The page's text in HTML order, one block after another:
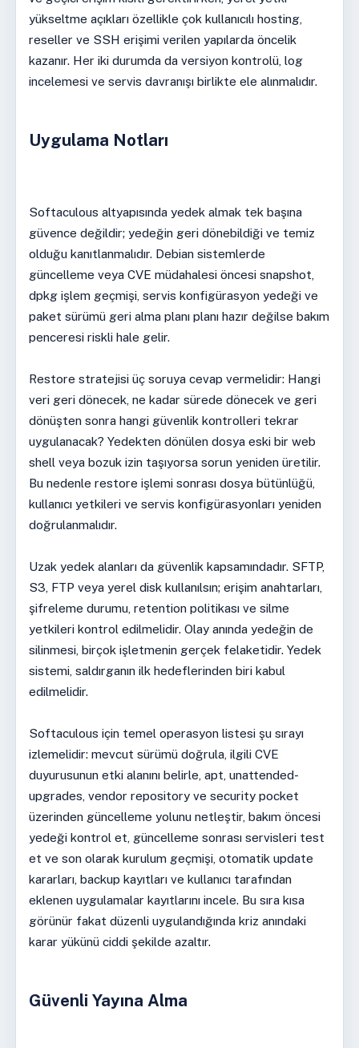
yükseltme açıkları özellikle çok kullanıcılı hosting,
reseller ve SSH erişimi verilen yapılarda öncelik
kazanır. Her iki durumda da versiyon kontrolü, log
incelemesi ve servis davranışı birlikte ele alınmalıdır.
Uygulama Notları
Softaculous altyapısında yedek almak tek başına
güvence değildir; yedeğin geri dönebildiği ve temiz
olduğu kanıtlanmalıdır. Debian sistemlerde
güncelleme veya CVE müdahalesi öncesi snapshot,
dpkg işlem geçmişi, servis konfigürasyon yedeği ve
paket sürümü geri alma planı planı hazır değilse bakım
penceresi riskli hale gelir.
Restore stratejisi üç soruya cevap vermelidir: Hangi
veri geri dönecek, ne kadar sürede dönecek ve geri
dönüşten sonra hangi güvenlik kontrolleri tekrar
uygulanacak? Yedekten dönülen dosya eski bir web
shell veya bozuk izin taşıyorsa sorun yeniden üretilir.
Bu nedenle restore işlemi sonrası dosya bütünlüğü,
kullanıcı yetkileri ve servis konfigürasyonları yeniden
doğrulanmalıdır.
Uzak yedek alanları da güvenlik kapsamındadır. SFTP,
S3, FTP veya yerel disk kullanılsın; erişim anahtarları,
şifreleme durumu, retention politikası ve silme
yetkileri kontrol edilmelidir. Olay anında yedeğin de
silinmesi, birçok işletmenin gerçek felaketidir. Yedek
sistemi, saldırganın ilk hedeflerinden biri kabul
edilmelidir.
Softaculous için temel operasyon listesi şu sırayı
izlemelidir: mevcut sürümü doğrula, ilgili CVE
duyurusunun etki alanını belirle, apt, unattended-
upgrades, vendor repository ve security pocket
üzerinden güncelleme yolunu netleştir, bakım öncesi
yedeği kontrol et, güncelleme sonrası servisleri test
et ve son olarak kurulum geçmişi, otomatik update
kararları, backup kayıtları ve kullanıcı tarafından
eklenen uygulamalar kayıtlarını incele. Bu sıra kısa
görünür fakat düzenli uygulandığında kriz anındaki
karar yükünü ciddi şekilde azaltır.
Güvenli Yayına Alma